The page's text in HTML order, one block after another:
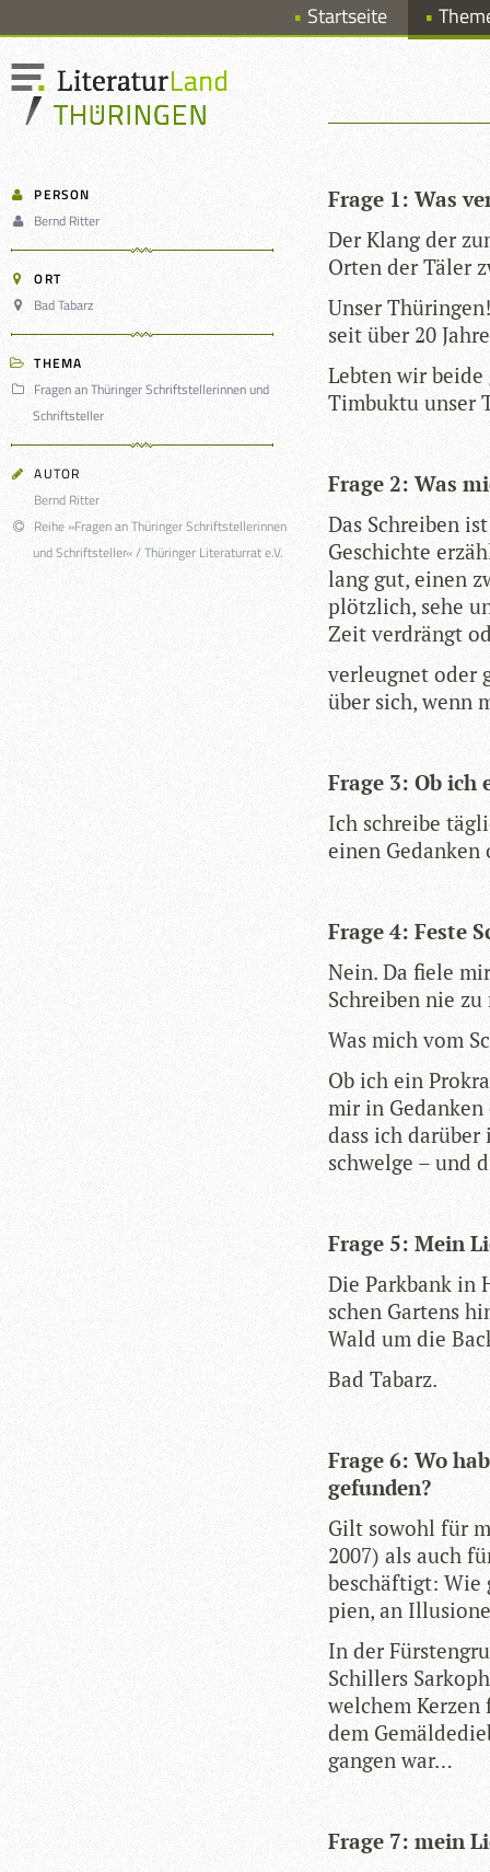
Startseite
PERSON
Bernd Ritter
ORT
Bad Tabarz
THEMA
Fragen an Thüringer Schriftstellerinnen und
Schriftsteller
AUTOR
Bernd Ritter
Reihe »Fragen an Thüringer Schriftstellerinnen
und Schriftsteller« / Thüringer Literaturrat e.V.
Frage 1: Was
Der Klang der
Orten der Täler
Unser
seit über 20
Leb­ten wir
Tim­buktu unser
Frage 2: Was
Das Schrei­ben
Geschichte
lang gut, einen
plötz­lich, sehe
Zeit ver­drängt
ver­leug­net oder
über sich, wenn
Frage 3: Ob
Ich schreibe
einen
Frage 4: Feste
Nein. Da fiele
Schrei­ben nie
Was mich vom
Ob ich ein
mir in
dass ich
schwelge – und
Frage 5: Mein
Die Park­bank in
schen Gar­tens
Wald um die
Bad Tab­arz.
Frage 6: Wo
gefunden?
Gilt sowohl für
2007) als auch
beschäf­tigt: Wie
pien, an
In der
Schil­lers
wel­chem Ker­zen
dem
gan­gen war…
Frage 7: mein